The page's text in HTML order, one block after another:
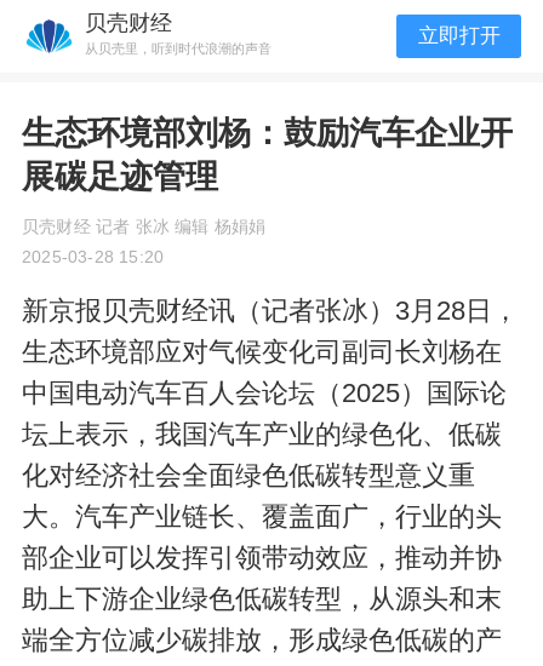
贝壳财经
从贝壳里，听到时代浪潮的声音
立即打开
生态环境部刘杨：鼓励汽车企业开
展碳足迹管理
贝壳财经 记者 张冰 编辑 杨娟娟
2025-03-28 15:20
新京报贝壳财经讯（记者张冰）3月28日，
生态环境部应对气候变化司副司长刘杨在
中国电动汽车百人会论坛（2025）国际论
坛上表示，我国汽车产业的绿色化、低碳
化对经济社会全面绿色低碳转型意义重
大。汽车产业链长、覆盖面广，行业的头
部企业可以发挥引领带动效应，推动并协
助上下游企业绿色低碳转型，从源头和末
端全方位减少碳排放，形成绿色低碳的产